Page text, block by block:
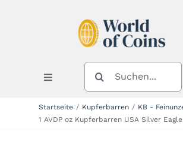
Toggle
Navigation
SUCHE
NACH:
Startseite Kupferbarren
KB -
1 AVDP oz Kupferbarren USA Silver